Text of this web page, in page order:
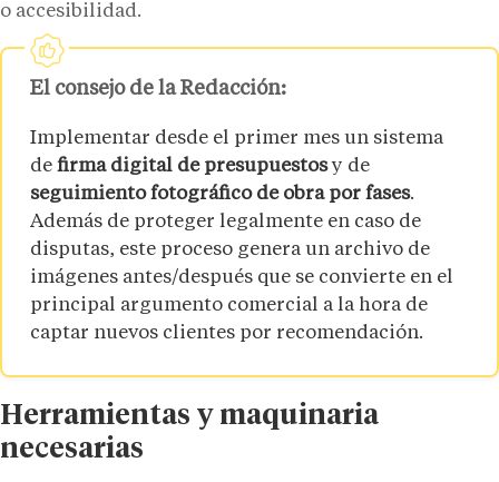
o accesibilidad.
El consejo de la Redacción:
Implementar desde el primer mes un sistema
de firma digital de presupuestosy de
seguimiento fotográfico de obra por fases.
Además de proteger legalmente en caso de
disputas, este proceso genera un archivo de
imágenes antes/después que se convierte en el
principal argumento comercial a la hora de
captar nuevos clientes por recomendación.
Herramientas y maquinaria
necesarias